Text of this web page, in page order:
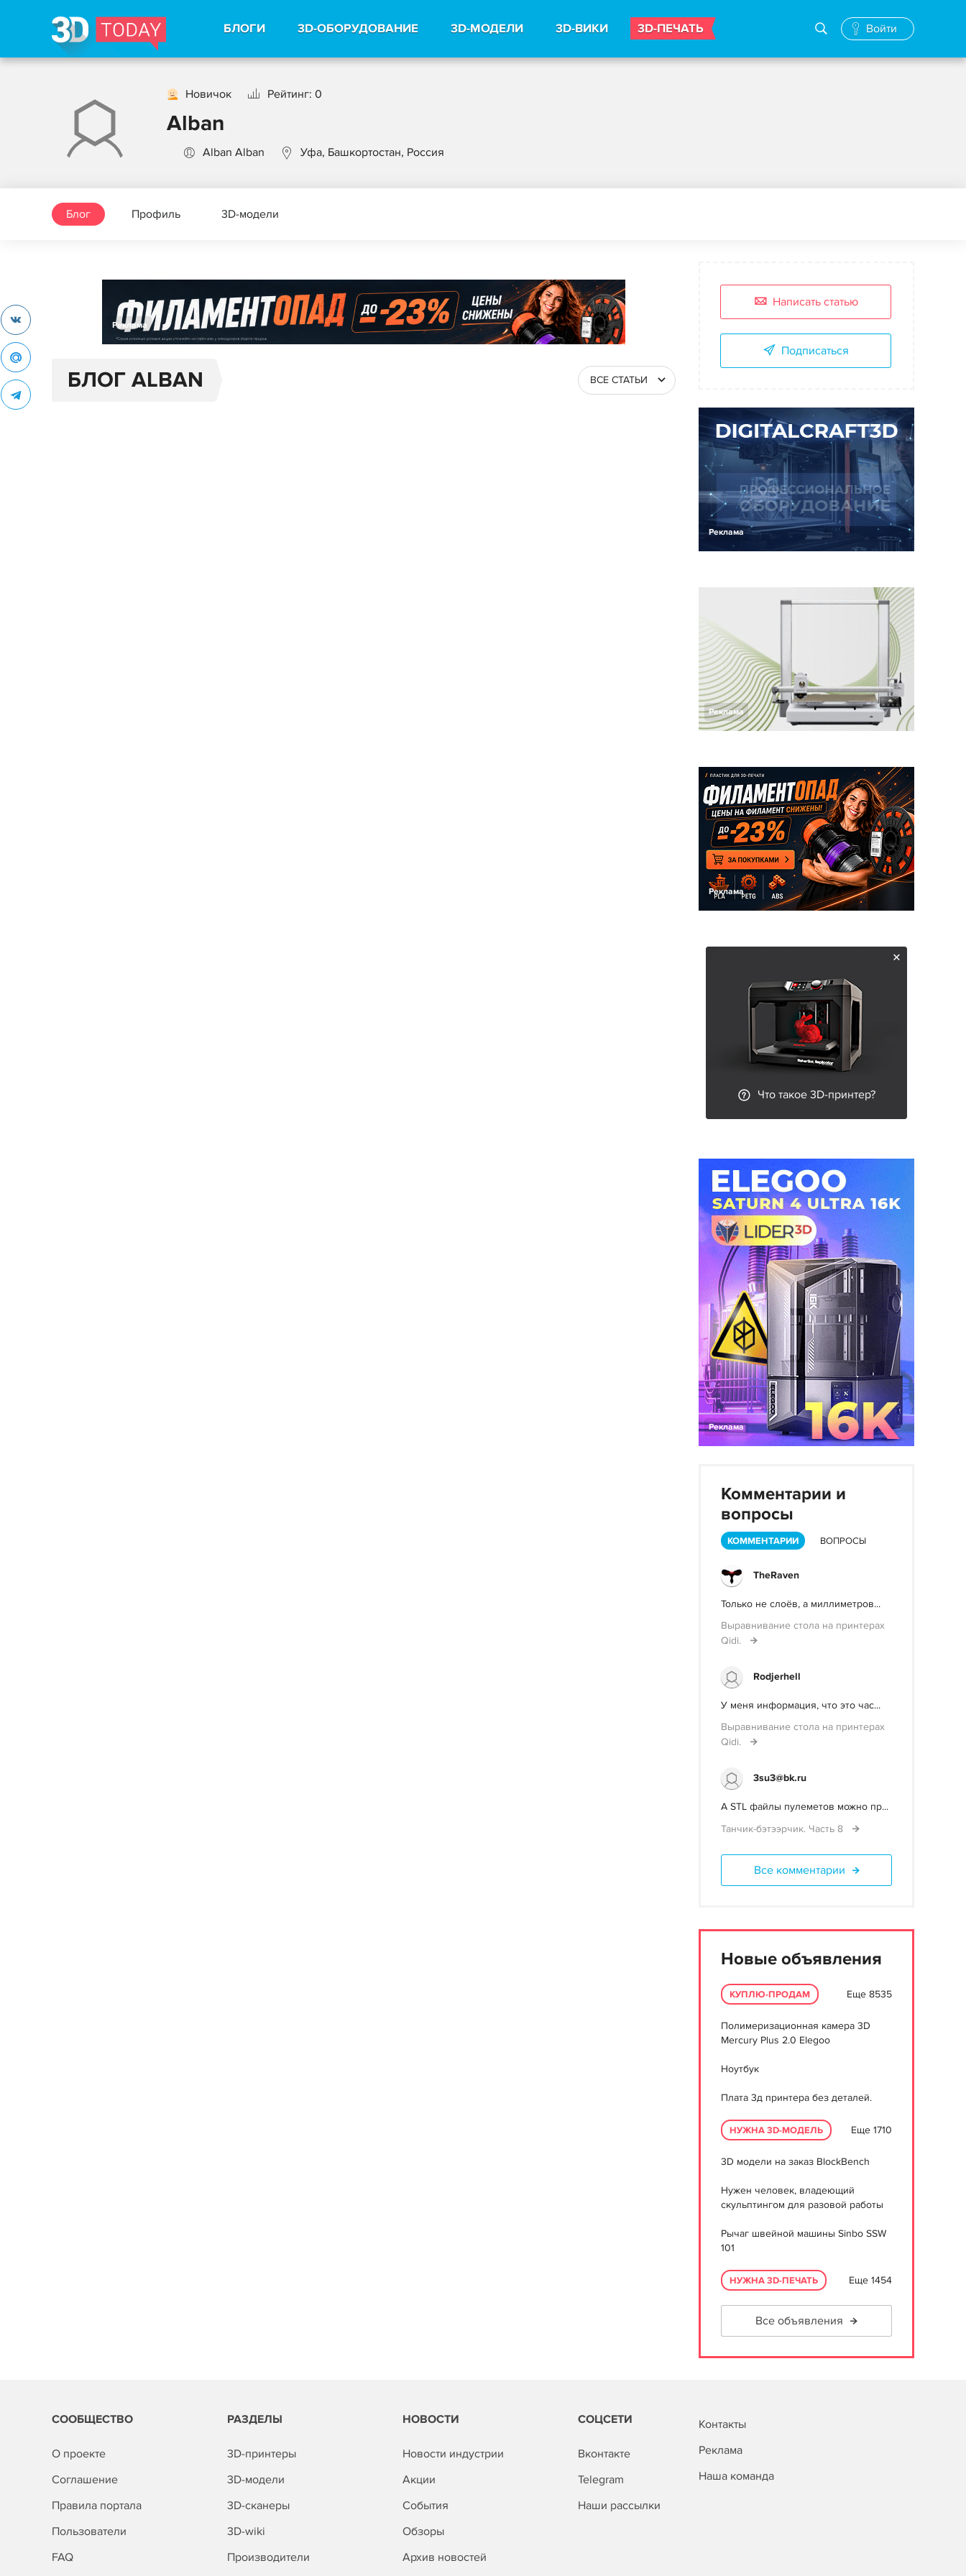
БЛОГИ 3D-ОБОРУДОВАНИЕ 3D-МОДЕЛИ 3D-ВИКИ 3D-ПЕЧАТЬ Войти
Новичок Рейтинг: 0
Alban
Alban Alban Уфа, Башкортостан, Россия
Блог Профиль 3D-модели
Реклама
БЛОГ ALBAN ВСЕ СТАТЬИ
Написать статью
Подписаться
Реклама
Реклама
Реклама
Что такое 3D-принтер?
Реклама
Комментарии и
вопросы
КОММЕНТАРИИ ВОПРОСЫ
TheRaven
Только не слоёв, а миллиметров...
Выравнивание стола на принтерах
Qidi.
Rodjerhell
У меня информация, что это час...
Выравнивание стола на принтерах
Qidi.
3su3@bk.ru
А STL файлы пулеметов можно пр...
Танчик-бэтээрчик. Часть 8
Все комментарии
Новые объявления
КУПЛЮ-ПРОДАМ Еще 8535
Полимеризационная камера 3D
Mercury Plus 2.0 Elegoo
Ноутбук
Плата 3д принтера без деталей.
НУЖНА 3D-МОДЕЛЬ Еще 1710
3D модели на заказ BlockBench
Нужен человек, владеющий
скульптингом для разовой работы
Рычаг швейной машины Sinbo SSW
101
НУЖНА 3D-ПЕЧАТЬ Еще 1454
Все объявления
СООБЩЕСТВО
О проекте
Соглашение
Правила портала
Пользователи
FAQ
РАЗДЕЛЫ
3D-принтеры
3D-модели
3D-сканеры
3D-wiki
Производители
НОВОСТИ
Новости индустрии
Акции
События
Обзоры
Архив новостей
СОЦСЕТИ
Вконтакте
Telegram
Наши рассылки
Контакты
Реклама
Наша команда